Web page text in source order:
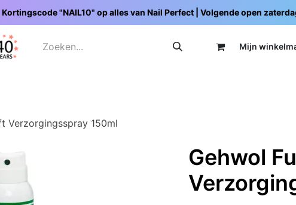
Kortingscode "NAIL10" op alles van Nail Perfect | Volgende open
Mijn wi
Verzorgingsspray 150ml
Gehwol